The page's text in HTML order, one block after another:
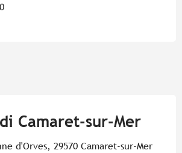
Camaret-sur-Mer
d'Orves, 29570 Camaret-sur-Mer